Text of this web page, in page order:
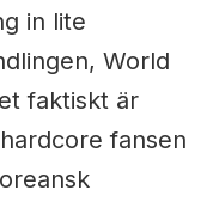
in lite
World
faktiskt är
fansen